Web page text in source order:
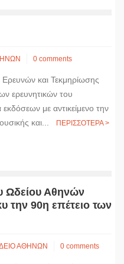
0 comments
και Τεκμηρίωσης
ερευνητικών του
εκδόσεων με αντικείμενο την
και...
ΠΕΡΙΣΣΟΤΕΡΑ >
Ωδείου Αθηνών
την 90η επέτειο των
ΑΘΗΝΩΝ 0 comments